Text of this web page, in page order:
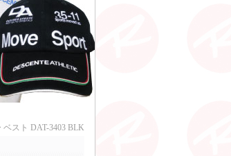
スト DAT-3403 BLK